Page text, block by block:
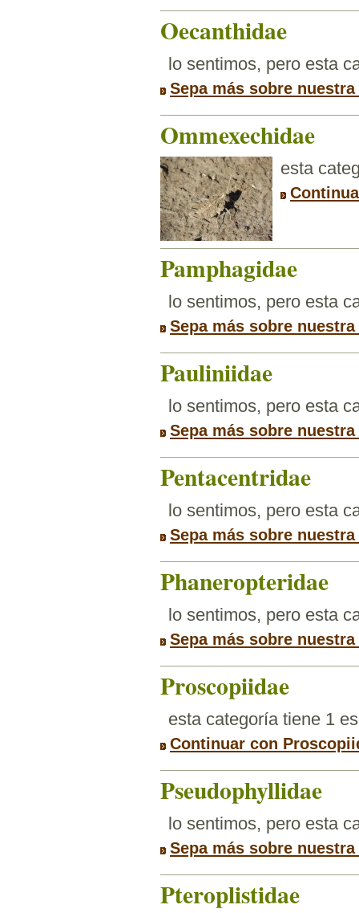
Oecanthidae
lo sentimos, pero esta
Sepa más sobre
Ommexechidae
esta
Pamphagidae
lo sentimos, pero esta
Sepa más sobre
Pauliniidae
lo sentimos, pero esta
Sepa más sobre
Pentacentridae
lo sentimos, pero esta
Sepa más sobre
Phaneropteridae
lo sentimos, pero esta
Sepa más sobre
Proscopiidae
esta categoría tiene 1
Continuar con
Pseudophyllidae
lo sentimos, pero esta
Sepa más sobre
Pteroplistidae